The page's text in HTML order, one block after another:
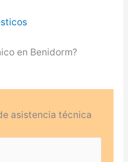
en Benidorm?
asistencia técnica